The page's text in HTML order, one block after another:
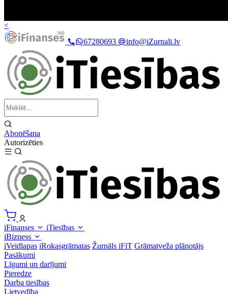
<
67280693
info@iZurnali.lv
Abonēšana
Autorizēties
iFinanses
iTiesības
iBizness
iVeidlapas iRokasgrāmatas Žurnāls iFiT Grāmatveža plānotājs
Pasākumi
Līgumi un darījumi
Pieredze
Darba tiesības
Lietvedība